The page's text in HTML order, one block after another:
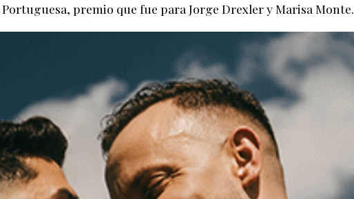
premio que fue para Jorge Drexler y Marisa Monte.